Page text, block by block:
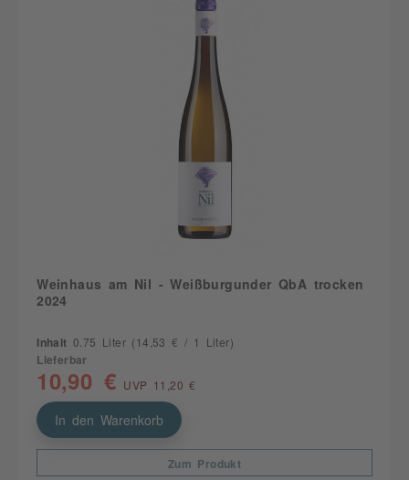
Weinhaus am Nil - Weißburgunder QbA trocken
2024
Inhalt 0.75 Liter (14,53 € / 1 Liter)
Lieferbar
10,90 € UVP 11,20 €
In den Warenkorb
Zum Produkt